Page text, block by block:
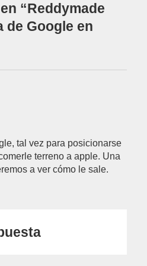
“Reddymade
de Google en
tal vez para posicionarse
terreno a apple. Una
a ver cómo le sale.